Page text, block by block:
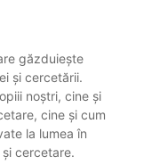
găzduiește
și cercetării.
noștri, cine și
cine și cum
la lumea în
cercetare.